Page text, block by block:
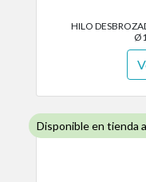
HILO
Disponible en tienda